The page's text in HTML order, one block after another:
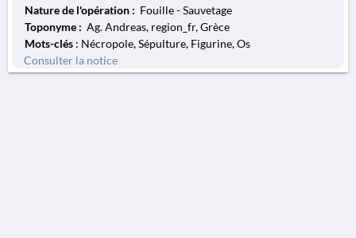
Nature de l'opération : Fouille - Sauvetage
Toponyme : Ag. Andreas, region_fr, Grèce
Mots-clés : Nécropole, Sépulture, Figurine, Os
Consulter la notice